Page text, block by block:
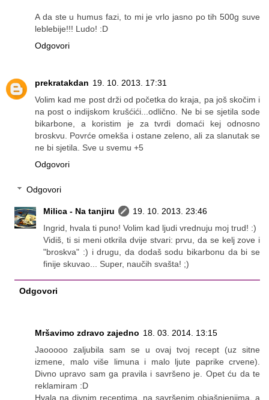
A da ste u humus fazi, to mi je vrlo jasno po tih 500g suve
leblebije!!! Ludo! :D
Odgovori
prekratakdan 19. 10. 2013. 17:31
Volim kad me post drži od početka do kraja, pa još skočim i
na post o indijskom krušćići...odlično. Ne bi se sjetila sode
bikarbone, a koristim je za tvrdi domaći kej odnosno
broskvu. Povrće omekša i ostane zeleno, ali za slanutak se
ne bi sjetila. Sve u svemu +5
Odgovori
Odgovori
Milica - Na tanjiru
19. 10. 2013. 23:46
Ingrid, hvala ti puno! Volim kad ljudi vrednuju moj trud! :)
Vidiš, ti si meni otkrila dvije stvari: prvu, da se kelj zove i
"broskva" :) i drugu, da dodaš sodu bikarbonu da bi se
finije skuvao... Super, naučih svašta! ;)
Odgovori
Mršavimo zdravo zajedno 18. 03. 2014. 13:15
Jaooooo zaljubila sam se u ovaj tvoj recept (uz sitne
izmene, malo više limuna i malo ljute paprike crvene).
Divno upravo sam ga pravila i savršeno je. Opet ću da te
reklamiram :D
Hvala na divnim receptima, na savršenim objašnjenjima, a